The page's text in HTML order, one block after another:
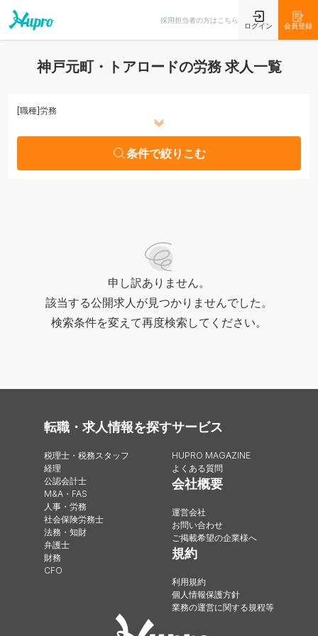
採用担当者の方はこちら
ログイン 会員登録
神戸元町・トアロードの労務 求人一覧
[職種]労務
条件で絞りこむ
申し訳ありません。
該当する公開求人が見つかりませんでした。
検索条件を変えて再度検索してください。
転職・求人情報を探す
税理士・税務スタッフ
経理
公認会計士
M&A・FAS
人事・労務
社会保険労務士
法務・知財
弁護士
財務
CFO
サービス
HUPRO MAGAZINE
よくある質問
会社概要
運営会社
お問い合わせ
ご掲載希望の企業様へ
規約
利用規約
個人情報保護方針
業務の運営に関する規程等